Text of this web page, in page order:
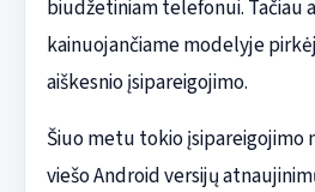
biudžetiniam telefonui. Tačiau
kainuojančiame modelyje
aiškesnio įsipareigojimo.
Šiuo metu tokio įsipareigojimo
viešo Android versijų